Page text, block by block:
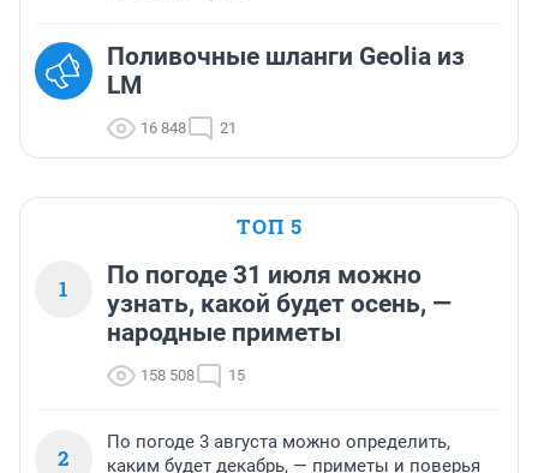
Поливочные шланги Geolia из
LM
16 848 21
ТОП 5
1
По погоде 31 июля можно
узнать, какой будет осень, —
народные приметы
158 508 15
2
По погоде 3 августа можно определить,
каким будет декабрь, — приметы и поверья